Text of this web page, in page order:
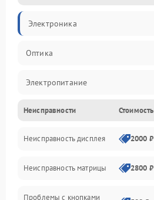
Электроника
Оптика
Электропитание
Видео
ПО
Управление
Неисправности Стоимость
Неисправность дисплея 2000 ₽
Неисправность матрицы 2800 ₽
Проблемы с кнопками